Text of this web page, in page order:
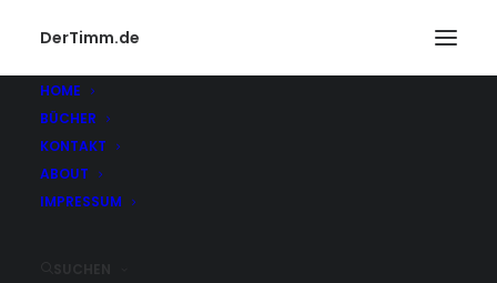
DerTimm.de
HOME
BÜCHER
KONTAKT
ABOUT
IMPRESSUM